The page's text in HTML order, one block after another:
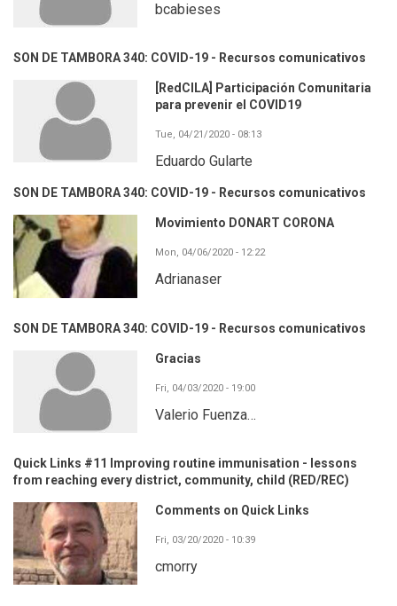
bcabieses
SON DE TAMBORA 340: COVID-19 - Recursos comunicativos
[RedCILA] Participación Comunitaria
para prevenir el COVID19
Tue, 04/21/2020 - 08:13
Eduardo Gularte
SON DE TAMBORA 340: COVID-19 - Recursos comunicativos
Movimiento DONART CORONA
Mon, 04/06/2020 - 12:22
Adrianaser
SON DE TAMBORA 340: COVID-19 - Recursos comunicativos
Gracias
Fri, 04/03/2020 - 19:00
Valerio Fuenza…
Quick Links #11 Improving routine immunisation - lessons
from reaching every district, community, child (RED/REC)
Comments on Quick Links
Fri, 03/20/2020 - 10:39
cmorry